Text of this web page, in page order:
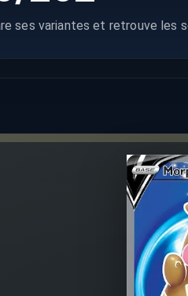
ses variantes et retrouve les